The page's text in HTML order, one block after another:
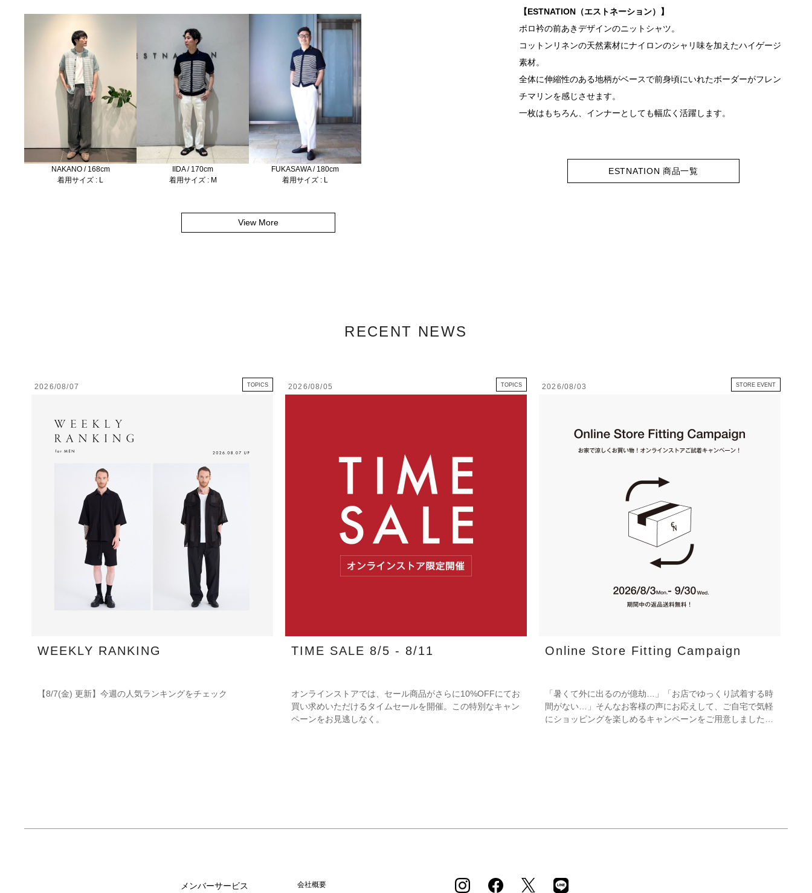
NAKANO / 168cm
着用サイズ : L
IIDA / 170cm
着用サイズ : M
FUKASAWA / 180cm
着用サイズ : L
View More
【ESTNATION（エストネーション）】
ポロ衿の前あきデザインのニットシャツ。
コットンリネンの天然素材にナイロンのシャリ味を加えたハイゲージ
素材。
全体に伸縮性のある地柄がベースで前身頃にいれたボーダーがフレン
チマリンを感じさせます。
一枚はもちろん、インナーとしても幅広く活躍します。
ESTNATION 商品一覧
RECENT NEWS
2026/08/07 TOPICS
WEEKLY RANKING
【8/7(金) 更新】今週の人気ランキングをチェック
2026/08/05 TOPICS
TIME SALE 8/5 - 8/11
オンラインストアでは、セール商品がさらに10%OFFにてお
買い求めいただけるタイムセールを開催。この特別なキャン
ペーンをお見逃しなく。
2026/08/03 STORE EVENT
Online Store Fitting Campaign
「暑くて外に出るのが億劫…」「お店でゆっくり試着する時
間がない…」そんなお客様の声にお応えして、ご自宅で気軽
にショッピングを楽しめるキャンペーンをご用意しました！
い合わせ内容を確認後、カスタマーサポートより返品方法を
メンバーサービス 会社概要